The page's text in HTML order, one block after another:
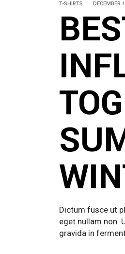
T-SHIRTS DECEMBER
Dictum fusce ut
eget nullam non.
gravida in